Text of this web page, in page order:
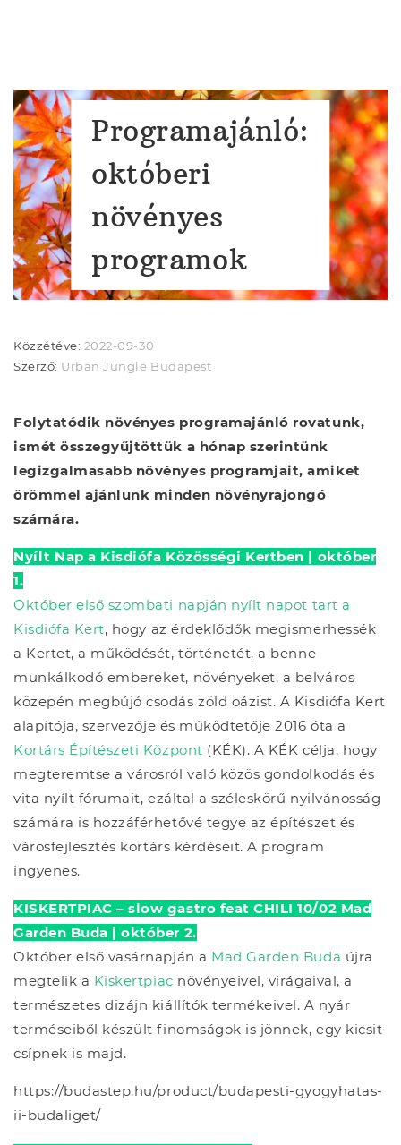
Programajánló:
októberi
növényes
programok
Közzétéve: 2022-09-30
Szerző: Urban Jungle Budapest
Folytatódik növényes programajánló rovatunk,
ismét összegyűjtöttük a hónap szerintünk
legizgalmasabb növényes programjait, amiket
örömmel ajánlunk minden növényrajongó
számára.
Nyílt Nap a Kisdiófa Közösségi Kertben | október
1.
Október első szombati napján nyílt napot tart a
Kisdiófa Kert, hogy az érdeklődők megismerhessék
a Kertet, a működését, történetét, a benne
munkálkodó embereket, növényeket, a belváros
közepén megbújó csodás zöld oázist. A Kisdiófa Kert
alapítója, szervezője és működtetője 2016 óta a
Kortárs Építészeti Központ (KÉK). A KÉK célja, hogy
megteremtse a városról való közös gondolkodás és
vita nyílt fórumait, ezáltal a széleskörű nyilvánosság
számára is hozzáférhetővé tegye az építészet és
városfejlesztés kortárs kérdéseit. A program
ingyenes.
KISKERTPIAC – slow gastro feat CHILI 10/02 Mad
Garden Buda | október 2.
Október első vasárnapján a Mad Garden Buda újra
megtelik a Kiskertpiac növényeivel, virágaival, a
természetes dizájn kiállítók termékeivel. A nyár
terméseiből készült finomságok is jönnek, egy kicsit
csípnek is majd.
https://budastep.hu/product/budapesti-gyogyhatas-
ii-budaliget/